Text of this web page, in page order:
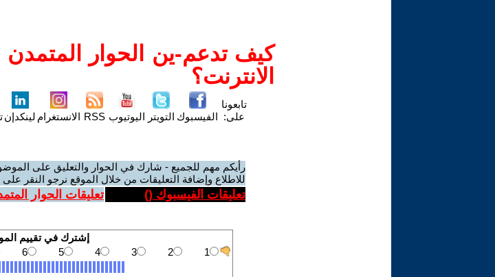
كيف تدعم-ين الحوار المتمدن
الانترنت؟
تابعونا
على: الفيسبوك التويتر اليوتيوب RSS الانستغرام لينكدإن
رأيكم مهم للجميع - شارك في الحوار والتعليق على
للاطلاع وإضافة التعليقات من خلال الموقع نرجو النقر
تعليقات الفيسبوك () تعليقات الحوار